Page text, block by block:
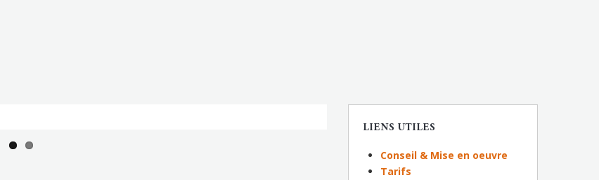
LIENS UTILES
Conseil & Mise en oeuvre
Tarifs